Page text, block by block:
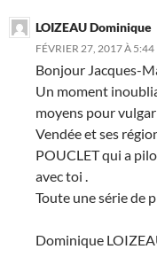
LOIZEAU Dominique
FÉVRIER 27, 2017 À 5:44
Bonjour Jacques-
Un moment
moyens pour
Vendée et ses
POUCLET qui a
avec toi .
Toute une série de
Dominique